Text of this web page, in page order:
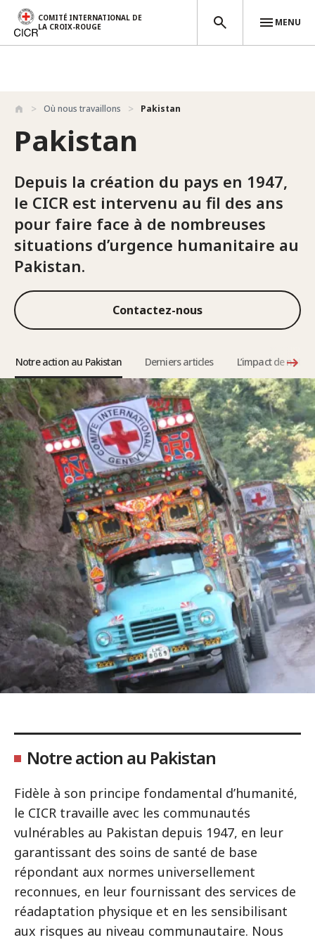
Aller au contenu principal
COMITÉ INTERNATIONAL DE
LA CROIX-ROUGE
MENU
Où nous travaillons Pakistan
Pakistan
Depuis la création du pays en 1947,
le CICR est intervenu au fil des ans
pour faire face à de nombreuses
situations d’urgence humanitaire au
Pakistan.
Contactez-nous
Notre action au Pakistan Derniers articles L’impact de notre
Notre action au Pakistan
Fidèle à son principe fondamental d’humanité,
le CICR travaille avec les communautés
vulnérables au Pakistan depuis 1947, en leur
garantissant des soins de santé de base
répondant aux normes universellement
reconnues, en leur fournissant des services de
réadaptation physique et en les sensibilisant
aux risques au niveau communautaire. Nous